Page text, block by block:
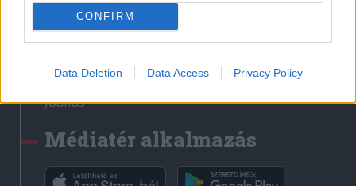
CONFIRM
Data Deletion Data Access Privacy Policy
Erdélyi Napló
Főtér
Rádió GaGa
Jóállás
Médiatér alkalmazás